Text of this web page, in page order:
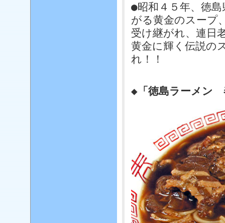
●昭和４５年、徳
がる黄金のスープ
受け継がれ、連日
黄金に輝く伝説の
れ！！
◆「徳島ラーメン